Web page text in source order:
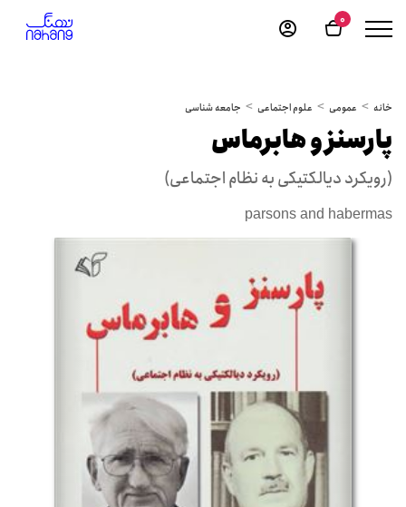
0
خانه عمومی علوم اجتماعی جامعه شناسی
پارسنز و هابرماس
(رویکرد دیالکتیکی به نظام اجتماعی)
parsons and habermas